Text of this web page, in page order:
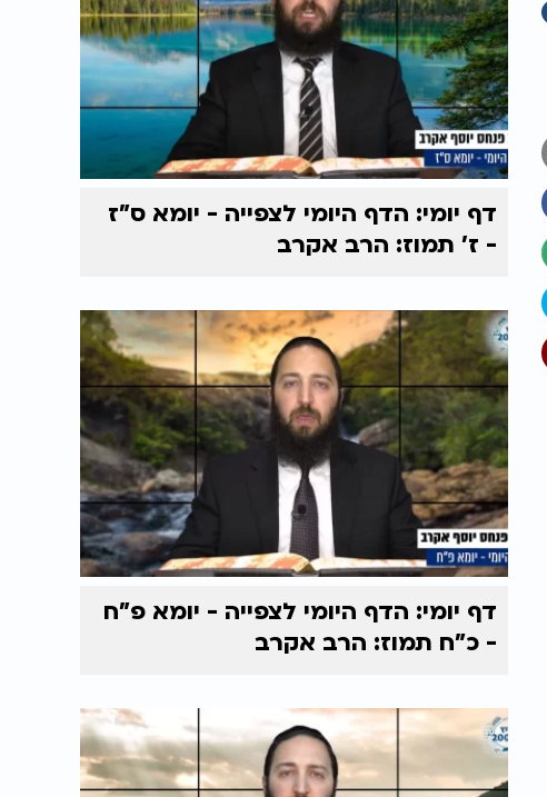
דף יומי: הדף היומי לצפייה - יומא ס"ז
- ז’ תמוז: הרב אקרב
דף יומי: הדף היומי לצפייה - יומא פ"ח
- כ"ח תמוז: הרב אקרב